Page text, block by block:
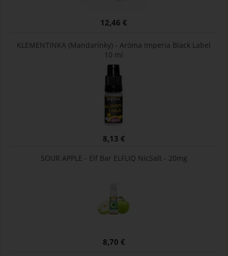
12,46 €
KLEMENTINKA (Mandarínky) - Aróma Imperia Black Label
10 ml
8,13 €
SOUR APPLE - Elf Bar ELFLIQ NicSalt - 20mg
8,70 €